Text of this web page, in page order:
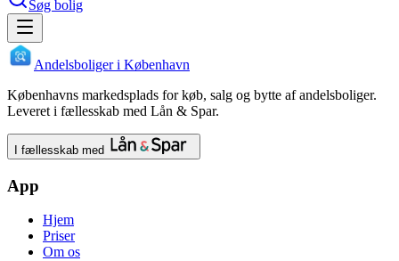
Søg bolig
Andelsboliger i København
Københavns markedsplads for køb, salg og bytte af andelsboliger.
Leveret i fællesskab med Lån & Spar.
I fællesskab med
App
Hjem
Priser
Om os